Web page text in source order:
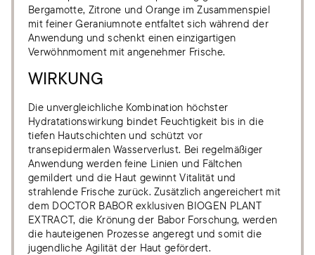
Bergamotte, Zitrone und Orange im Zusammenspiel
mit feiner Geraniumnote entfaltet sich während der
Anwendung und schenkt einen einzigartigen
Verwöhnmoment mit angenehmer Frische.
WIRKUNG
Die unvergleichliche Kombination höchster
Hydratationswirkung bindet Feuchtigkeit bis in die
tiefen Hautschichten und schützt vor
transepidermalen Wasserverlust. Bei regelmäßiger
Anwendung werden feine Linien und Fältchen
gemildert und die Haut gewinnt Vitalität und
strahlende Frische zurück. Zusätzlich angereichert mit
dem DOCTOR BABOR exklusiven BIOGEN PLANT
EXTRACT, die Krönung der Babor Forschung, werden
die hauteigenen Prozesse angeregt und somit die
jugendliche Agilität der Haut gefördert.